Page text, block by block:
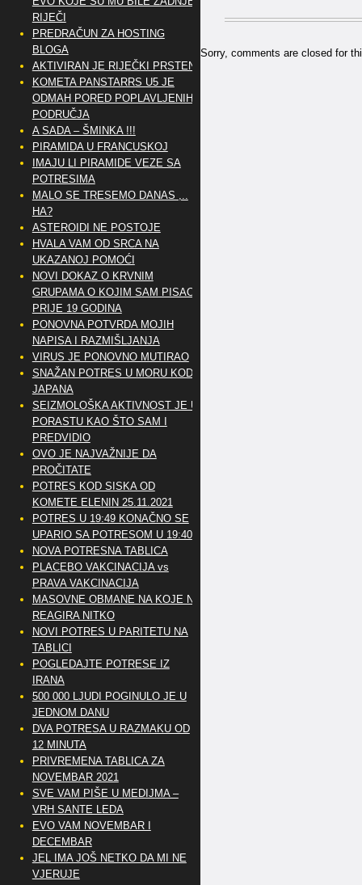
Sorry, comments are closed for
RIJEČI
PREDRAČUN ZA HOSTING
BLOGA
AKTIVIRAN JE RIJEČKI PRSTEN
KOMETA PANSTARRS U5 JE
ODMAH PORED POPLAVLJENIH
PODRUČJA
A SADA – ŠMINKA !!!
PIRAMIDA U FRANCUSKOJ
IMAJU LI PIRAMIDE VEZE SA
POTRESIMA
MALO SE TRESEMO DANAS ,..
HA?
ASTEROIDI NE POSTOJE
HVALA VAM OD SRCA NA
UKAZANOJ POMOĆI
NOVI DOKAZ O KRVNIM
GRUPAMA O KOJIM SAM PISAO
PRIJE 19 GODINA
PONOVNA POTVRDA MOJIH
NAPISA I RAZMIŠLJANJA
VIRUS JE PONOVNO MUTIRAO
SNAŽAN POTRES U MORU KOD
JAPANA
SEIZMOLOŠKA AKTIVNOST JE U
PORASTU KAO ŠTO SAM I
PREDVIDIO
OVO JE NAJVAŽNIJE DA
PROČITATE
POTRES KOD SISKA OD
KOMETE ELENIN 25.11.2021
POTRES U 19:49 KONAČNO SE
UPARIO SA POTRESOM U 19:40
NOVA POTRESNA TABLICA
PLACEBO VAKCINACIJA vs
PRAVA VAKCINACIJA
MASOVNE OBMANE NA KOJE NE
REAGIRA NITKO
NOVI POTRES U PARITETU NA
TABLICI
POGLEDAJTE POTRESE IZ
IRANA
500 000 LJUDI POGINULO JE U
JEDNOM DANU
DVA POTRESA U RAZMAKU OD
12 MINUTA
PRIVREMENA TABLICA ZA
NOVEMBAR 2021
SVE VAM PIŠE U MEDIJMA –
VRH SANTE LEDA
EVO VAM NOVEMBAR I
DECEMBAR
JEL IMA JOŠ NETKO DA MI NE
VJERUJE